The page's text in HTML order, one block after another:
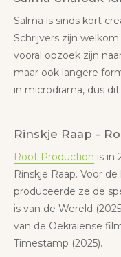
Salma is sinds kort
Schrijvers zijn
vooral opzoek zijn
maar ook langere
in microdrama, dus
Rinskje Raap -
Root Production is in
Rinskje Raap. Voor
produceerde ze de
is van de Wereld
van de Oekraïense
Timestamp (2025).